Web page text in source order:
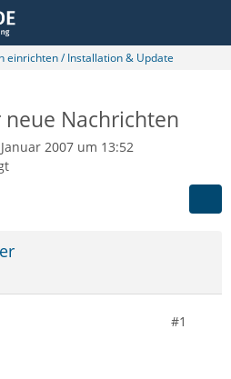
einrichten / Installation & Update
Nachrichten
2007 um 13:52
#1